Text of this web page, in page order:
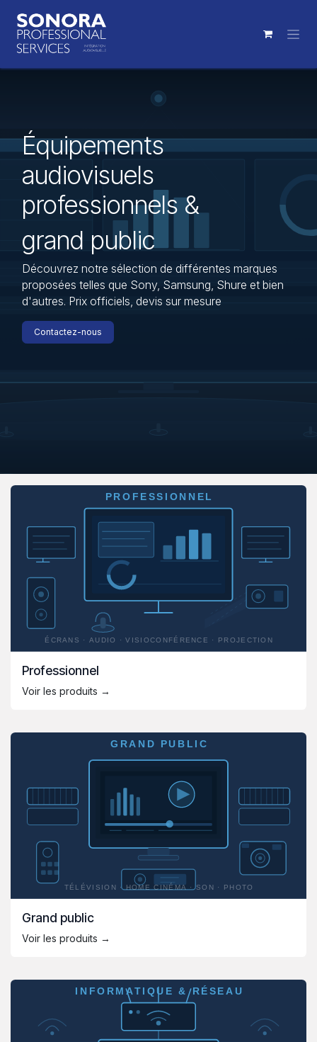
Équipements
audiovisuels
professionnels &
grand public
Découvrez notre sélection de différentes marques
proposées telles que Sony, Samsung, Shure et bien
d'autres. Prix officiels, devis sur mesure
Contactez-nous
Professionnel
Voir les produits →
Grand public
Voir les produits →